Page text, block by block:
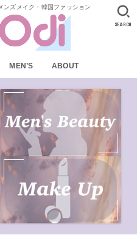
ンズメイク・韓国ファッション
MEN’S ABOUT
SEARCH